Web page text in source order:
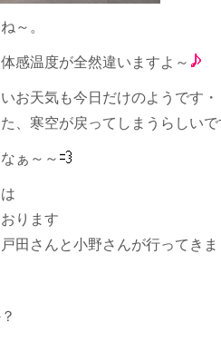
～。
感温度が全然違いますよ～
お天気も今日だけのようです
、寒空が戻ってしまうらしいで
ぁ～～
ります
戸田さんと小野さんが行ってき